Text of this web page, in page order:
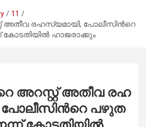
11
അ​തീ​വ ര​ഹ​സ്യ​മാ​യി, പോ​ലീ​സി​ന്‍റെ
കോടതിയിൽ ഹാജരാക്കും
അ​റ​സ്റ്റ് അ​തീ​വ ര​ഹ​
പ​ഴു​ത​